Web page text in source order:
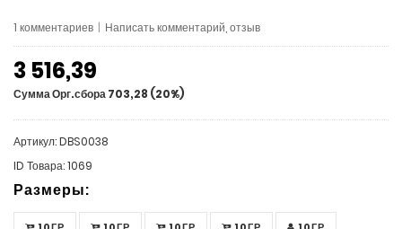
1 комментариев | Написать комментарий, отзыв
3 516,39
Сумма Орг.сбора 703,28 (20%)
Артикул: DBS0038
ID Товара: 1069
Размеры: